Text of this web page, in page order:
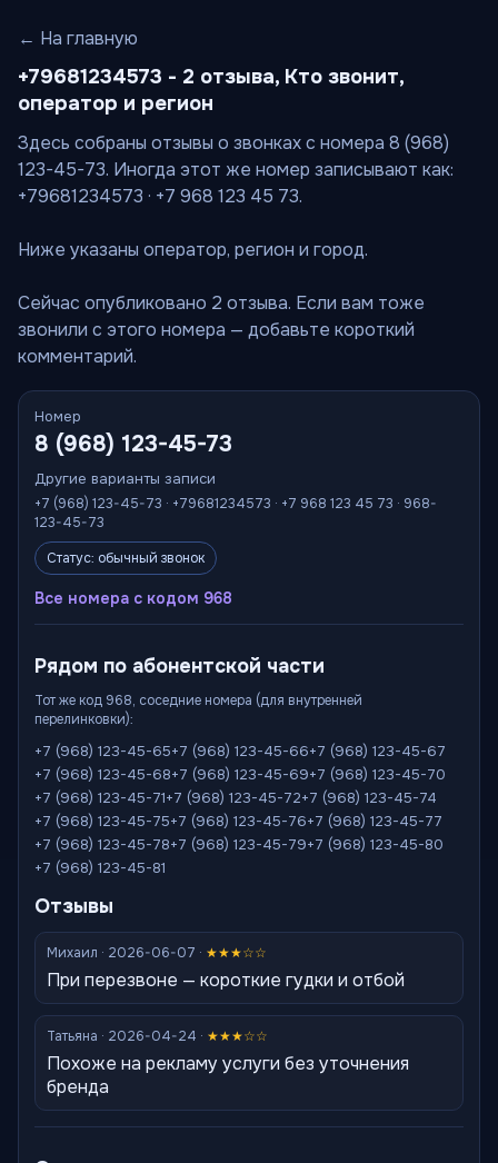
← На главную
+79681234573 - 2 отзыва, Кто звонит,
оператор и регион
Здесь собраны отзывы о звонках с номера 8 (968)
123-45-73. Иногда этот же номер записывают как:
+79681234573 · +7 968 123 45 73.
Ниже указаны оператор, регион и город.
Сейчас опубликовано 2 отзыва. Если вам тоже
звонили с этого номера — добавьте короткий
комментарий.
Номер
8 (968) 123-45-73
Другие варианты записи
+7 (968) 123-45-73 · +79681234573 · +7 968 123 45 73 · 968-
123-45-73
Статус: обычный звонок
Все номера с кодом 968
Рядом по абонентской части
Тот же код 968, соседние номера (для внутренней
перелинковки):
+7 (968) 123-45-65+7 (968) 123-45-66+7 (968) 123-45-67
+7 (968) 123-45-68+7 (968) 123-45-69+7 (968) 123-45-70
+7 (968) 123-45-71+7 (968) 123-45-72+7 (968) 123-45-74
+7 (968) 123-45-75+7 (968) 123-45-76+7 (968) 123-45-77
+7 (968) 123-45-78+7 (968) 123-45-79+7 (968) 123-45-80
+7 (968) 123-45-81
Отзывы
Михаил · 2026-06-07 · ★★★☆☆
При перезвоне — короткие гудки и отбой
Татьяна · 2026-04-24 · ★★★☆☆
Похоже на рекламу услуги без уточнения
бренда